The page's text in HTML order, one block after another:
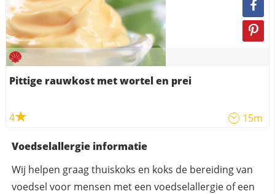
Pittige rauwkost met wortel en prei
4 15m
Voedselallergie informatie
Wij helpen graag thuiskoks en koks de bereiding van
voedsel voor mensen met een voedselallergie of een